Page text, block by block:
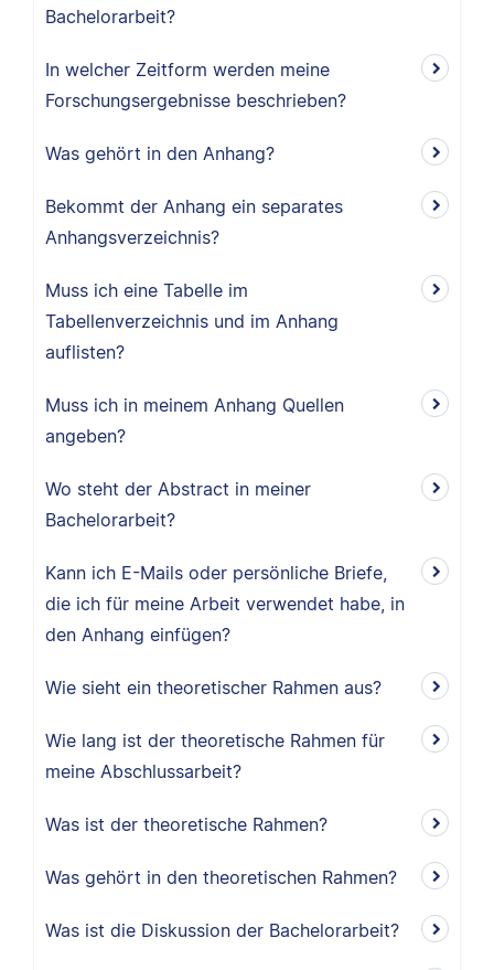
Bachelorarbeit?
In welcher Zeitform werden meine
Forschungsergebnisse beschrieben?
Was gehört in den Anhang?
Bekommt der Anhang ein separates
Anhangsverzeichnis?
Muss ich eine Tabelle im
Tabellenverzeichnis und im Anhang
auflisten?
Muss ich in meinem Anhang Quellen
angeben?
Wo steht der Abstract in meiner
Bachelorarbeit?
Kann ich E-Mails oder persönliche Briefe,
die ich für meine Arbeit verwendet habe, in
den Anhang einfügen?
Wie sieht ein theoretischer Rahmen aus?
Wie lang ist der theoretische Rahmen für
meine Abschlussarbeit?
Was ist der theoretische Rahmen?
Was gehört in den theoretischen Rahmen?
Was ist die Diskussion der Bachelorarbeit?